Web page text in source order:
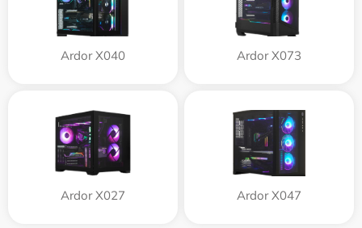
Ardor X040 Ardor X073
Ardor X027 Ardor X047